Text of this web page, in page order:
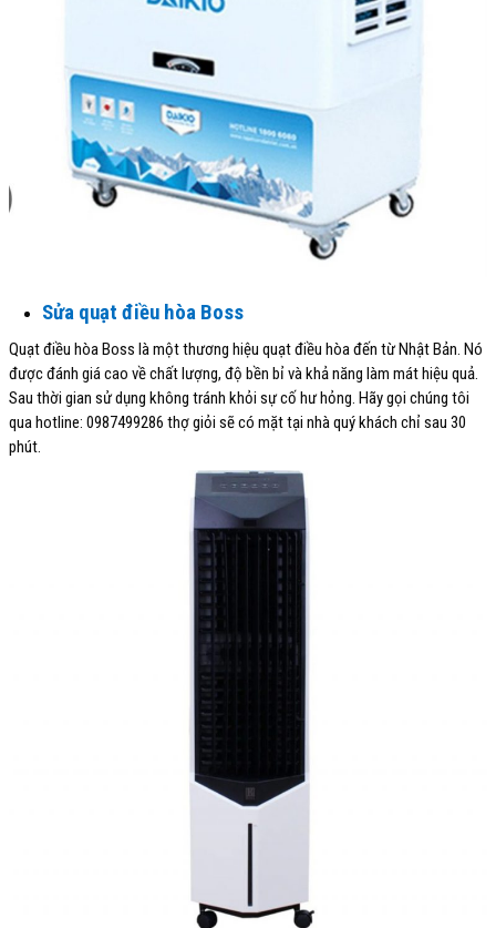
Sửa quạt điều hòa Boss
Quạt điều hòa Boss là một thương hiệu quạt điều hòa đến từ Nhật Bản. Nó
được đánh giá cao về chất lượng, độ bền bỉ và khả năng làm mát hiệu quả.
Sau thời gian sử dụng không tránh khỏi sự cố hư hỏng. Hãy gọi chúng tôi
qua hotline: 0987499286 thợ giỏi sẽ có mặt tại nhà quý khách chỉ sau 30
phút.